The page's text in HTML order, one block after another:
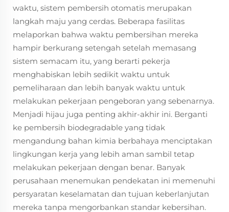
waktu, sistem pembersih otomatis merupakan
langkah maju yang cerdas. Beberapa fasilitas
melaporkan bahwa waktu pembersihan mereka
hampir berkurang setengah setelah memasang
sistem semacam itu, yang berarti pekerja
menghabiskan lebih sedikit waktu untuk
pemeliharaan dan lebih banyak waktu untuk
melakukan pekerjaan pengeboran yang sebenarnya.
Menjadi hijau juga penting akhir-akhir ini. Berganti
ke pembersih biodegradable yang tidak
mengandung bahan kimia berbahaya menciptakan
lingkungan kerja yang lebih aman sambil tetap
melakukan pekerjaan dengan benar. Banyak
perusahaan menemukan pendekatan ini memenuhi
persyaratan keselamatan dan tujuan keberlanjutan
mereka tanpa mengorbankan standar kebersihan.